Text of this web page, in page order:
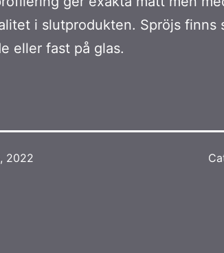
i slutprodukten. Spröjs finns
eller fast på glas.
2022